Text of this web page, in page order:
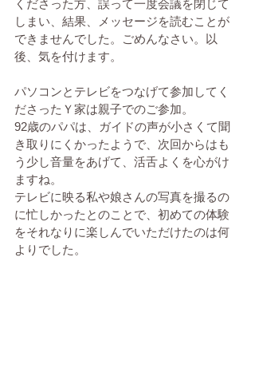
くださった方、誤って一度会議を閉じて
しまい、結果、メッセージを読むことが
できませんでした。ごめんなさい。以
後、気を付けます。
パソコンとテレビをつなげて参加してく
ださったＹ家は親子でのご参加。
92歳のパパは、ガイドの声が小さくて聞
き取りにくかったようで、次回からはも
う少し音量をあげて、活舌よくを心がけ
ますね。
テレビに映る私や娘さんの写真を撮るの
に忙しかったとのことで、初めての体験
をそれなりに楽しんでいただけたのは何
よりでした。